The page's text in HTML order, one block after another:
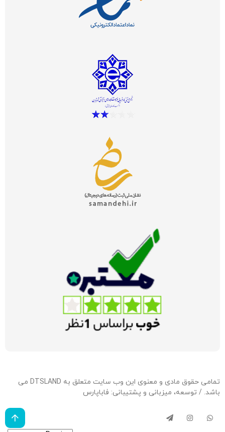
تمامی حقوق مادی و معنوی این وب سایت متعلق به DTSLAND می
باشد. / توسعه، میزبانی و پشتیبانی: فاباپارس